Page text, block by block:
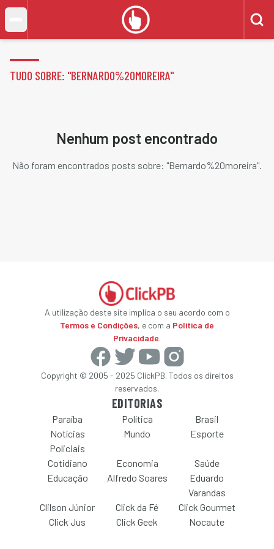
TUDO SOBRE: "BERNARDO%20MOREIRA"
Nenhum post encontrado
Não foram encontrados posts sobre: "Bernardo%20moreira".
A utilização deste site implica o seu acordo com o
Termos e Condições, e com a Política de
Privacidade.
Copyright © 2005 - 2025 ClickPB. Todos os direitos
reservados.
EDITORIAS
Paraíba Política
Brasil
Notícias
Policiais
Mundo Esporte
Cotidiano Economia
Saúde
Educação
Alfredo Soares
Eduardo
Varandas
Clilson Júnior
Click da Fé
Click Gourmet
Click Jus
Click Geek Nocaute